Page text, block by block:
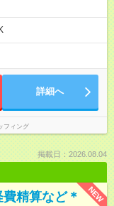
詳細へ
フィング
掲載日：2026.08.04
NEW
精算など＊